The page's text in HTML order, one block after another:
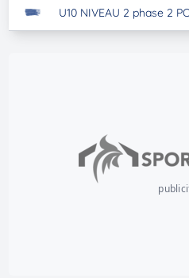
U10 NIVEAU 2 phase 2